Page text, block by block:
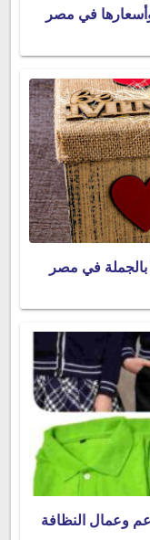
في مصر
بالجملة في مصر
وعمال النظافة